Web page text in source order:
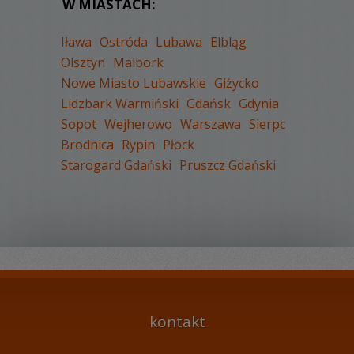
WYŚWIETLEŃ: 2437
KOMENTARZY: 0
KOMENTARZY:0
W MIASTACH:
Iława Ostróda Lubawa Elbląg
Olsztyn Malbork
Nowe Miasto Lubawskie Giżycko
Lidzbark Warmiński Gdańsk Gdynia
Sopot Wejherowo Warszawa Sierpc
Brodnica Rypin Płock
Starogard Gdański Pruszcz Gdański
kontakt